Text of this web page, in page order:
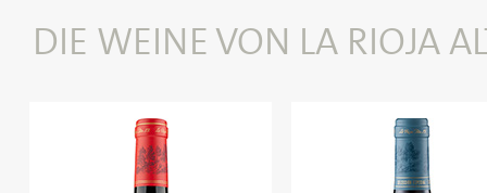
DIE WEINE VON LA RIOJA